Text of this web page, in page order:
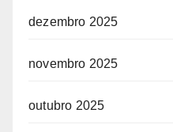
dezembro 2025
novembro 2025
outubro 2025